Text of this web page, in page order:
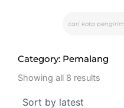
Category: Pemalang
Showing all 8 results